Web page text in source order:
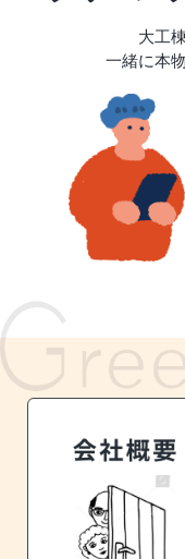
大工
一緒に本